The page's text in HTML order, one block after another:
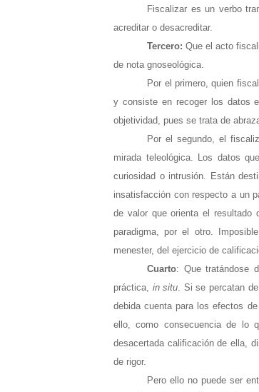
Fiscalizar es un verbo
acreditar o desacreditar.
Tercero:Que el acto
de nota gnoseológica.
Por el primero, quien
y consiste en recoger los datos
objetividad, pues se trata de
Por el segundo, el
mirada teleológica. Los datos
curiosidad o intrusión. Están
insatisfacción con respecto a un
de valor que orienta el resultado
paradigma, por el otro.
menester, del ejercicio de
Cuarto: Que tratándose
práctica, in situ . Si se percatan
debida cuenta para los efectos
ello, como consecuencia de lo
desacertada calificación de ella,
de rigor.
Pero ello no puede ser